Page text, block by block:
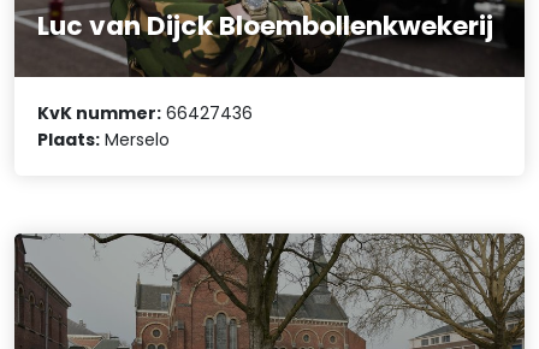
Luc van Dijck Bloembollenkwekerij
KvK nummer: 66427436
Plaats: Merselo